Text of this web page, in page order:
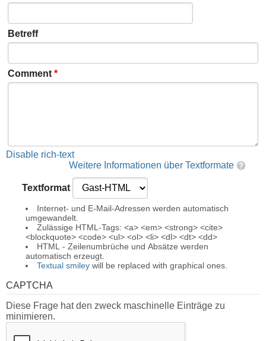
Betreff
Comment*
Disable rich-text
Weitere Informationen über Textformate
Textformat
Internet- und E-Mail-Adressen werden automatisch
umgewandelt.
Zulässige HTML-Tags: <a> <em> <strong> <cite>
<blockquote> <code> <ul> <ol> <li> <dl> <dt> <dd>
HTML - Zeilenumbrüche und Absätze werden
automatisch erzeugt.
Textual smiley will be replaced with graphical ones.
CAPTCHA
Diese Frage hat den zweck maschinelle Einträge zu
minimieren.